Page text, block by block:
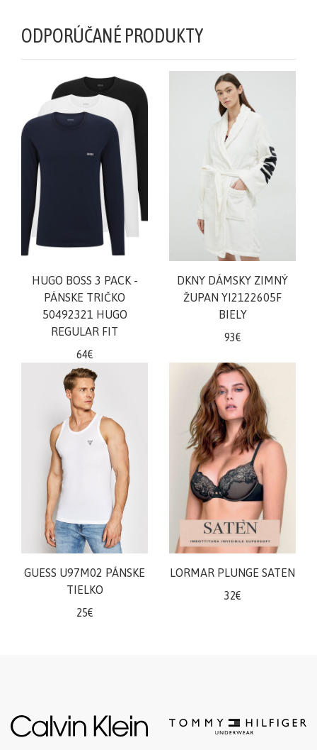
ODPORÚČANÉ PRODUKTY
HUGO BOSS 3 PACK -
PÁNSKE TRIČKO
50492321 HUGO
REGULAR FIT
64€
DKNY DÁMSKY ZIMNÝ
ŽUPAN YI2122605F
BIELY
93€
GUESS U97M02 PÁNSKE
TIELKO
25€
LORMAR PLUNGE SATEN
32€